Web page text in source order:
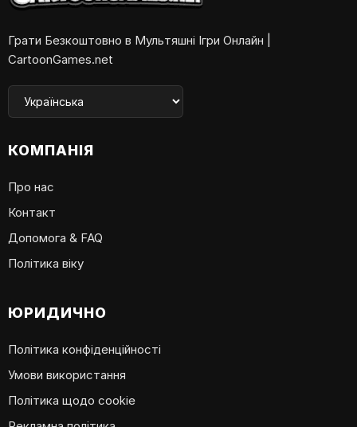
Грати Безкоштовно в Мультяшні Ігри Онлайн |
CartoonGames.net
КОМПАНІЯ
Про нас
Контакт
Допомога & FAQ
Політика віку
ЮРИДИЧНО
Політика конфіденційності
Умови використання
Політика щодо cookie